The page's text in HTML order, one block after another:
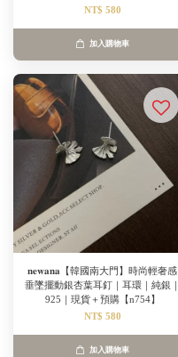
NT$ 580
加入購物車
𝐧𝐞𝐰𝐚𝐧𝐚【韓國南大門】時尚輕奢感
垂墜擺動銀杏葉耳釘｜耳環｜純銀｜
925｜現貨＋預購【n754】
NT$ 580
加入購物車